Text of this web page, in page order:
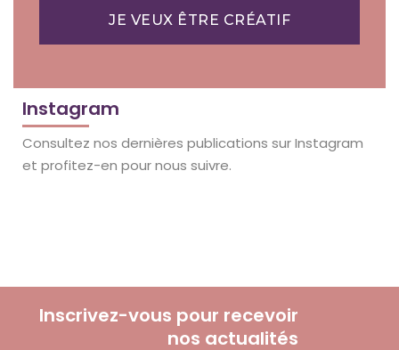
JE VEUX ÊTRE CRÉATIF
Instagram
Consultez nos dernières publications sur Instagram
et profitez-en pour nous suivre.
Inscrivez-vous pour recevoir
nos actualités